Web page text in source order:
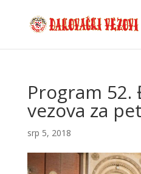
Program 52.
vezova za
srp 5, 2018